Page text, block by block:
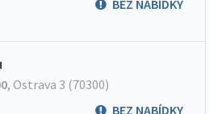
BEZ NABÍDKY
, Ostrava 3 (70300)
BEZ NABÍDKY